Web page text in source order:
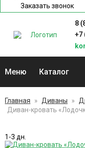
Заказать звонок
8
+7
Меню Каталог
Главная » Диваны »
Диван-кровать
1-3 дн.